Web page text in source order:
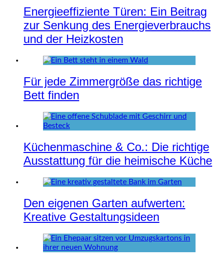
Energieeffiziente Türen: Ein Beitrag
zur Senkung des Energieverbrauchs
und der Heizkosten
Für jede Zimmergröße das richtige
Bett finden
Küchenmaschine & Co.: Die richtige
Ausstattung für die heimische Küche
Den eigenen Garten aufwerten:
Kreative Gestaltungsideen